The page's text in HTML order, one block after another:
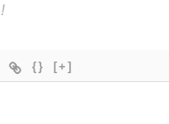
{} [+]